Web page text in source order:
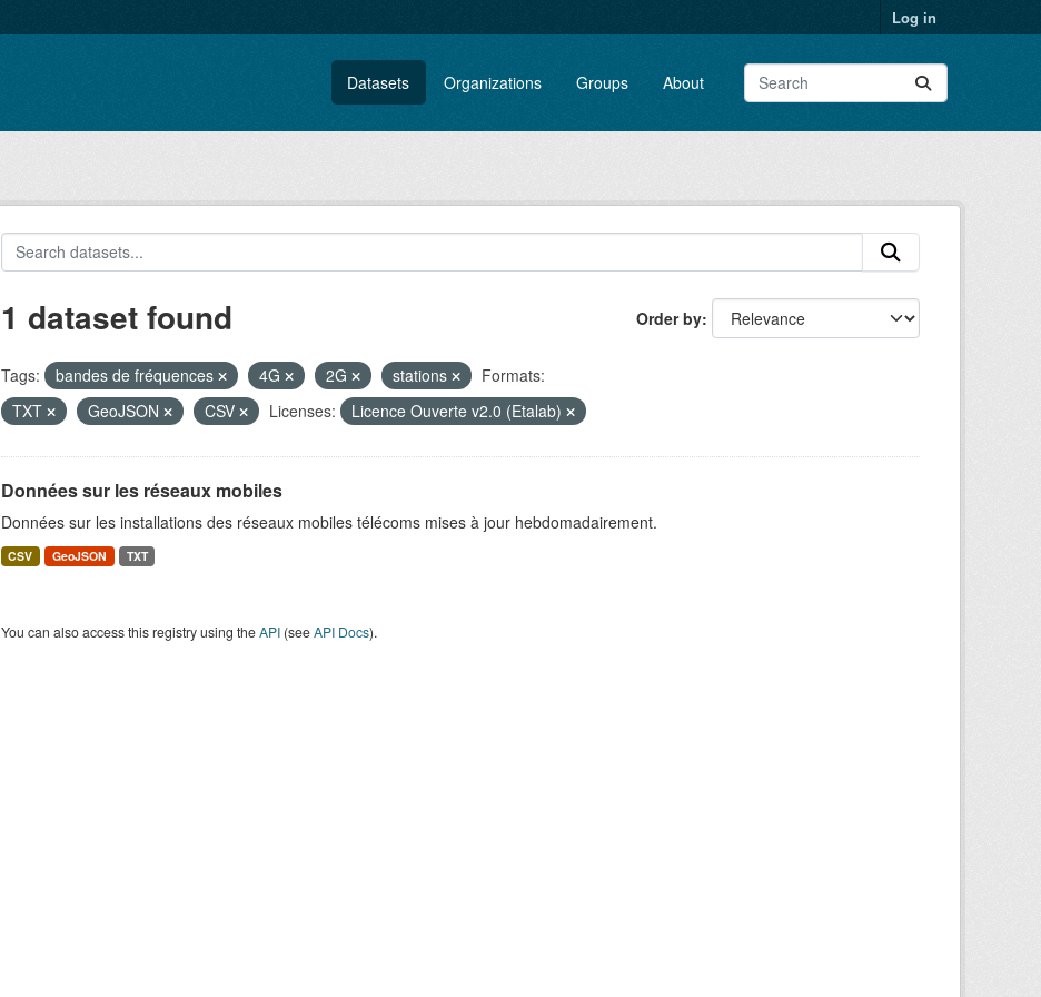
Log in
Datasets Organizations Groups About
Order by
1 dataset found
Tags: bandes de fréquences 4G 2G stations
Formats:
TXT
GeoJSON CSV Licenses: Licence Ouverte v2.0 (Etalab)
Données sur les réseaux mobiles
Données sur les installations des réseaux mobiles télécoms mises à jour hebdomadairement.
CSV GeoJSON TXT
You can also access this registry using theAPI(seeAPI Docs).